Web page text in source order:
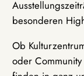
besonderen
Ob
oder